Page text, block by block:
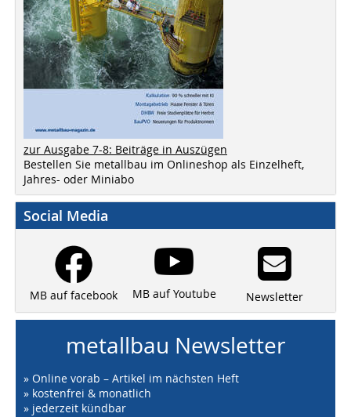
zur Ausgabe 7-8: Beiträge in Auszügen
Bestellen Sie metallbau im Onlineshop als Einzelheft,
Jahres- oder Miniabo
Social Media
MB auf facebook MB auf Youtube Newsletter
metallbau Newsletter
» Online vorab – Artikel im nächsten Heft
» kostenfrei & monatlich
» jederzeit kündbar